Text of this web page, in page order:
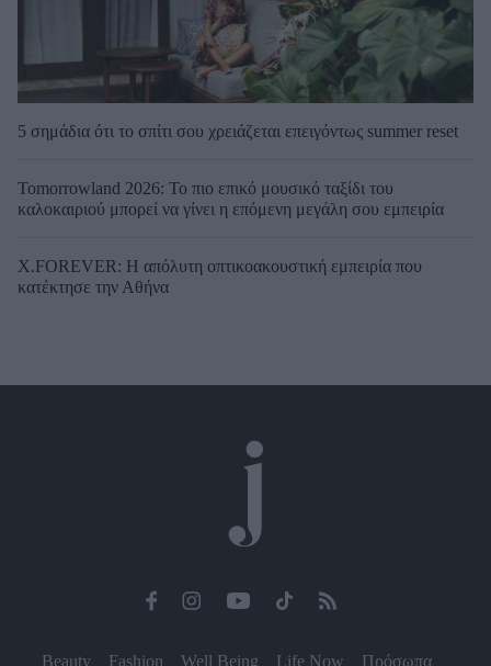
5 σημάδια ότι το σπίτι σου χρειάζεται επειγόντως summer reset
Tomorrowland 2026: Το πιο επικό μουσικό ταξίδι του
καλοκαιριού μπορεί να γίνει η επόμενη μεγάλη σου εμπειρία
X.FOREVER: Η απόλυτη οπτικοακουστική εμπειρία που
κατέκτησε την Αθήνα
Beauty Fashion Well Being Life Now Πρόσωπα